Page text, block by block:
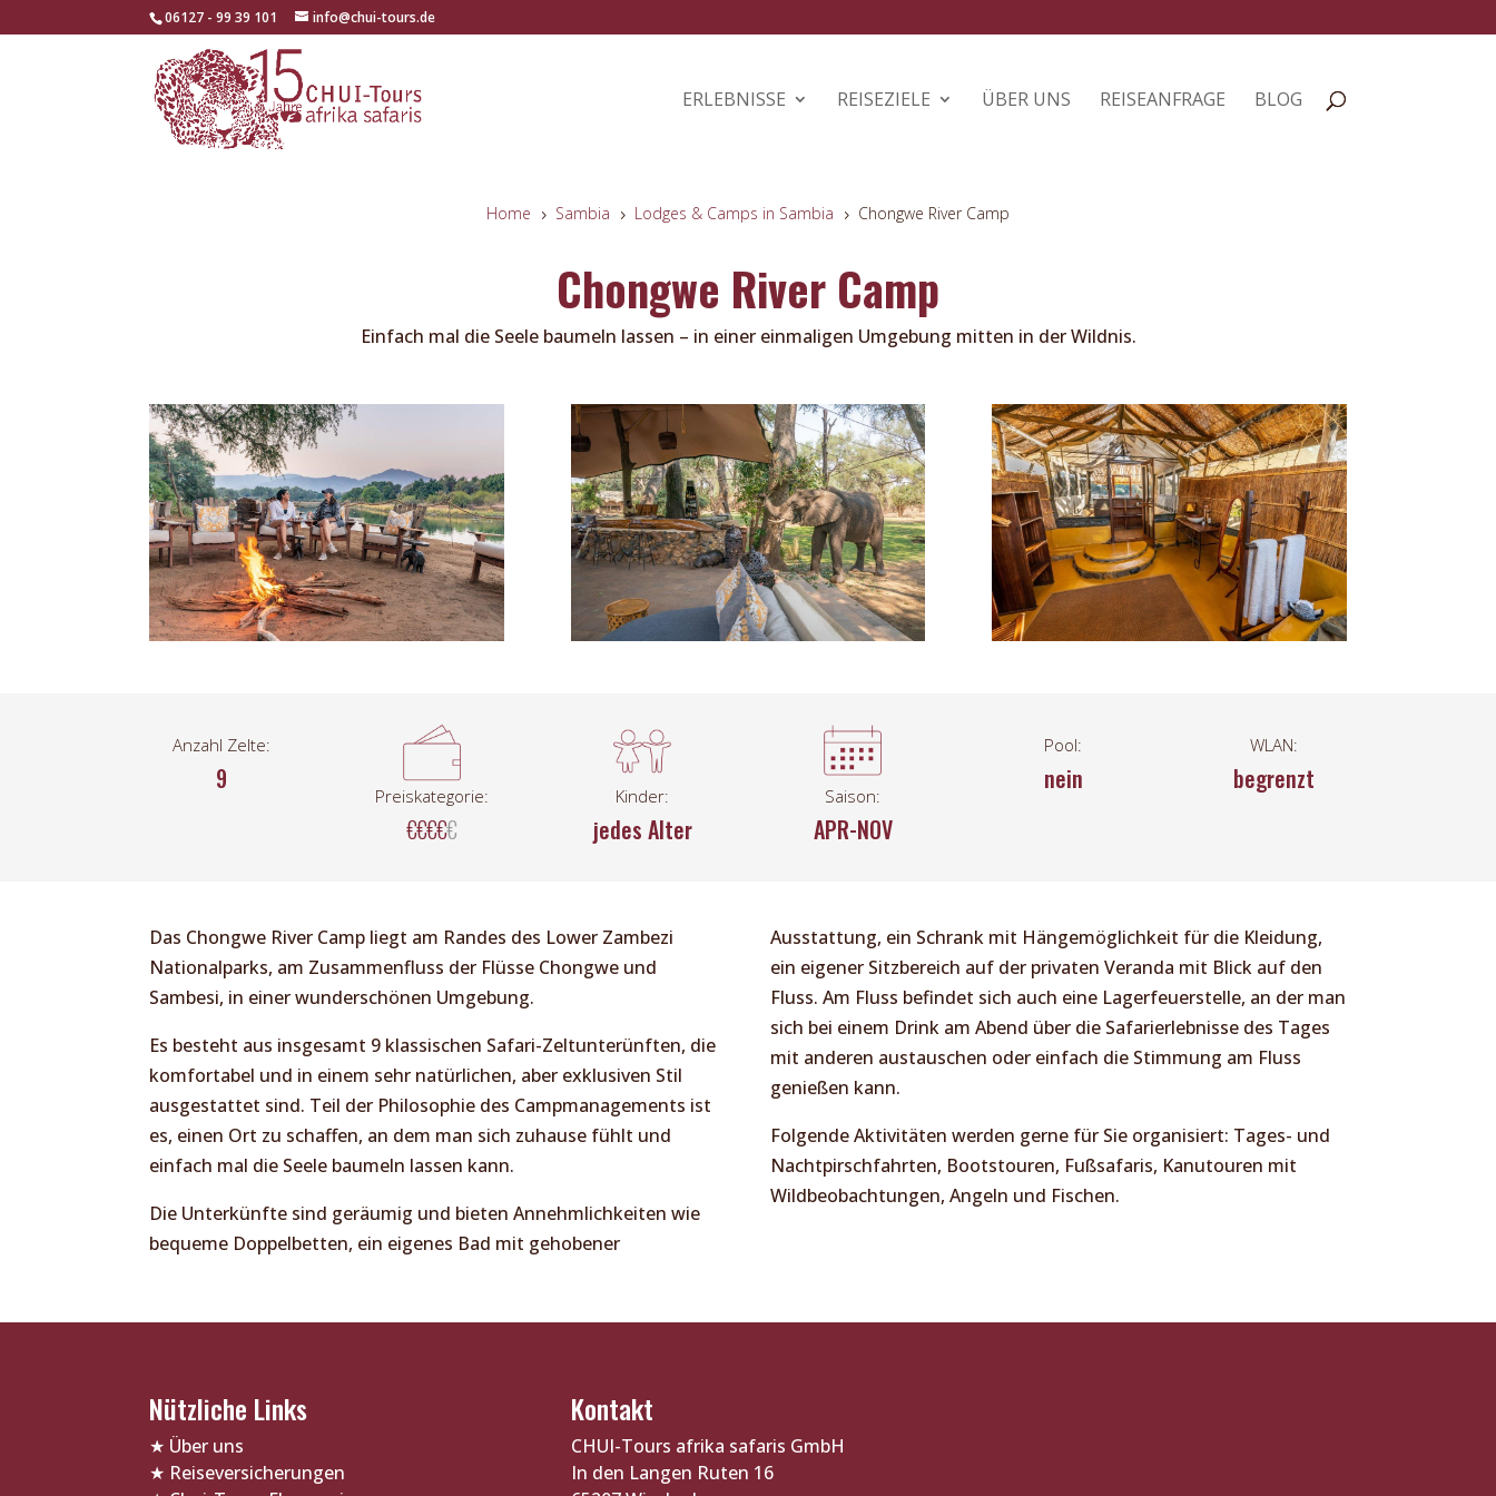
06127 - 99 39 101 info@chui-tours.de
ERLEBNISSE REISEZIELE ÜBER UNS REISEANFRAGE BLOG
Home 5 Sambia 5 Lodges & Camps in Sambia 5 Chongwe River Camp
Chongwe River Camp
Einfach mal die Seele baumeln lassen – in einer einmaligen Umgebung mitten in der Wildnis.
Anzahl Zelte:
9
Preiskategorie:
€€€€€
Kinder:
jedes Alter
Saison:
APR-NOV
Pool:
nein
WLAN:
begrenzt
Das Chongwe River Camp liegt am Randes des Lower Zambezi
Nationalparks, am Zusammenfluss der Flüsse Chongwe und
Sambesi, in einer wunderschönen Umgebung.
Es besteht aus insgesamt 9 klassischen Safari-Zeltunterünften, die
komfortabel und in einem sehr natürlichen, aber exklusiven Stil
ausgestattet sind. Teil der Philosophie des Campmanagements ist
es, einen Ort zu schaffen, an dem man sich zuhause fühlt und
einfach mal die Seele baumeln lassen kann.
Die Unterkünfte sind geräumig und bieten Annehmlichkeiten wie
bequeme Doppelbetten, ein eigenes Bad mit gehobener
Ausstattung, ein Schrank mit Hängemöglichkeit für die Kleidung,
ein eigener Sitzbereich auf der privaten Veranda mit Blick auf den
Fluss. Am Fluss befindet sich auch eine Lagerfeuerstelle, an der man
sich bei einem Drink am Abend über die Safarierlebnisse des Tages
mit anderen austauschen oder einfach die Stimmung am Fluss
genießen kann.
Folgende Aktivitäten werden gerne für Sie organisiert: Tages- und
Nachtpirschfahrten, Bootstouren, Fußsafaris, Kanutouren mit
Wildbeobachtungen, Angeln und Fischen.
Nützliche Links
★ Über uns
★ Reiseversicherungen
Kontakt
CHUI-Tours afrika safaris GmbH
In den Langen Ruten 16